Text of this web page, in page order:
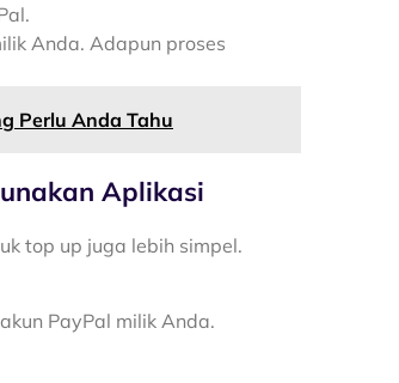
Anda. Adapun proses
Perlu Anda Tahu
Aplikasi
top up juga lebih simpel.
PayPal milik Anda.